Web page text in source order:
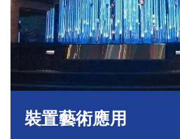
裝置藝術應用